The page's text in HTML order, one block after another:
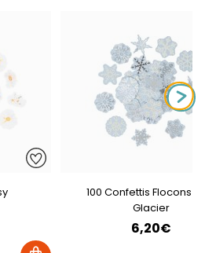
100 Confettis Flocons
Glacier
6,20€